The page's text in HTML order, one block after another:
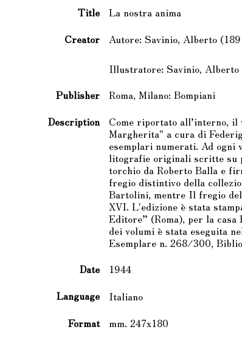
Title
La nostra anima
Creator
Autore: Savinio, Alberto
Illustratore: Savinio, Alberto
Publisher
Roma, Milano: Bompiani
Description
Come riportato all’interno,
Margherita" a cura di
esemplari numerati. Ad ogni
litografie originali scritte su
torchio da Roberto Balla e
fregio distintivo della
Bartolini, mentre Il fregio
XVI. L'edizione è stata
Editore” (Roma), per la
dei volumi è stata eseguita
Esemplare n. 268/300,
Date
1944
Language
Italiano
Format
mm. 247x180